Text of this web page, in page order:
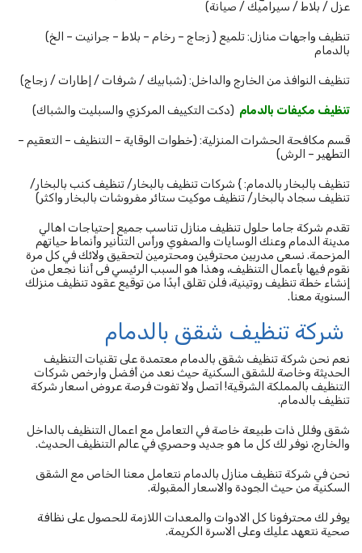
عزل / بلاط / سيراميك / صيانة)
تنظيف واجهات منازل: تلميع ( زجاج – رخام – بلاط – جرانيت – الخ)
بالدمام
تنظيف النوافذ من الخارج والداخل: (شبابيك / شرفات / إطارات / زجاج)
تنظيف مكيفات بالدمام (دكت التكييف المركزي والسبليت والشباك)
قسم مكافحة الحشرات المنزلية: (خطوات الوقاية – التنظيف – التعقيم –
التطهير – الرش)
تنظيف بالبخار بالدمام: } شركات تنظيف بالبخار/ تنظيف كنب بالبخار/
تنظيف سجاد بالبخار/ تنظيف موكيت ستائر مفروشات بالبخار واكثر)
تقدم شركة جاما حلول تنظيف منازل تناسب جميع إحتياجات اهالي
مدينة الدمام وعنك الوسايات والصفوي ورأس التنانير وأنماط حياتهم
المزحمة. نسعى مدربين محترفين ومحترمين لتحقيق ولائك في كل مرة
نقوم فيها بأعمال التنظيف، وهذا هو السبب الرئيسي فى أننا نجعل من
إنشاء خطة تنظيف روتينية، فلن تقلق أبدًا من توقيع عقود تنظيف منزلك
السنوية معنا.
شركة تنظيف شقق بالدمام
نعم نحن شركة تنظيف شقق بالدمام معتمدة على تقنيات التنظيف
الحديثة وخاصة للشقق السكنية حيث نعد من أفضل وارخص شركات
التنظيف بالمملكة الشرقية! اتصل ولا تفوت فرصة عروض اسعار شركة
تنظيف بالدمام.
شقق وفلل ذات طبيعة خاصة في التعامل مع اعمال التنظيف بالداخل
والخارج، نوفر لك كل ما هو جديد وحصري في عالم التنظيف الحديث.
نحن في شركة تنظيف منازل بالدمام نتعامل معنا الخاص مع الشقق
السكنية من حيث الجودة والاسعار المقبولة.
يوفر لك محترفونا كل الادوات والمعدات اللازمة للحصول على نظافة
صحية نتعهد عليك وعلى الاسرة الكريمة.